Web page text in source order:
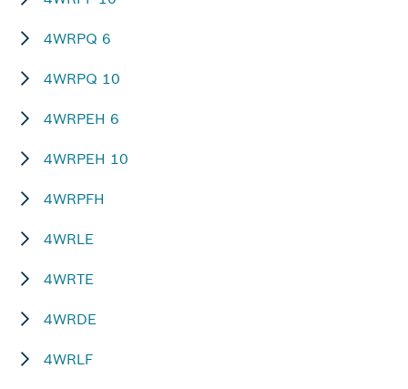
4WRPQ 6
4WRPQ 10
4WRPEH 6
4WRPEH 10
4WRPFH
4WRLE
4WRTE
4WRDE
4WRLF